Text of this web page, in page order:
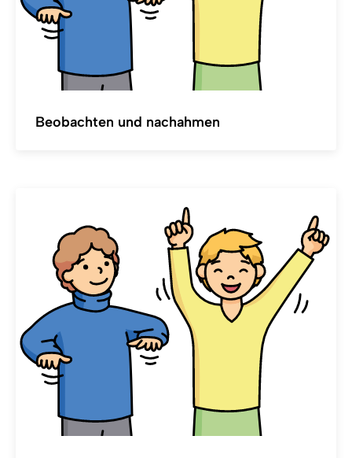
Beobachten und nachahmen